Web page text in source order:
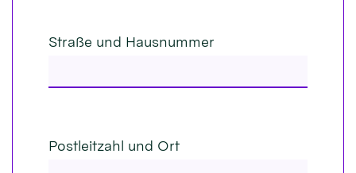
Straße und Hausnummer
Postleitzahl und Ort